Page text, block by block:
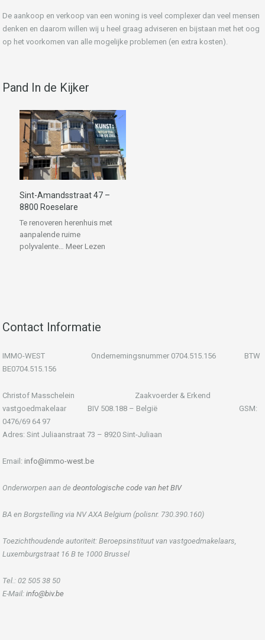
De aankoop en verkoop van een woning is veel complexer dan veel mensen
denken en daarom willen wij u heel graag adviseren en bijstaan met het oog
op het voorkomen van alle mogelijke problemen (en extra kosten).
Pand In de Kijker
Sint-Amandsstraat 47 –
8800 Roeselare
Te renoveren herenhuis met
aanpalende ruime
polyvalente… Meer Lezen
Contact Informatie
IMMO-WEST Ondernemingsnummer 0704.515.156 BTW
BE0704.515.156
Christof Masschelein Zaakvoerder & Erkend
vastgoedmakelaar BIV 508.188 – België GSM:
0476/69 64 97
Adres: Sint Juliaanstraat 73 – 8920 Sint-Juliaan
Email: info@immo-west.be
Onderworpen aan de deontologische code van het BIV
BA en Borgstelling via NV AXA Belgium (polisnr. 730.390.160)
Toezichthoudende autoriteit: Beroepsinstituut van vastgoedmakelaars,
Luxemburgstraat 16 B te 1000 Brussel
Tel.: 02 505 38 50
E-Mail: info@biv.be